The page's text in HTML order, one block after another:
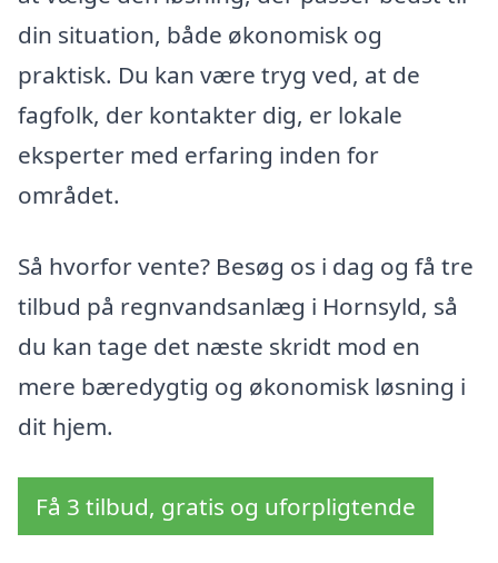
din situation, både økonomisk og
praktisk. Du kan være tryg ved, at de
fagfolk, der kontakter dig, er lokale
eksperter med erfaring inden for
området.
Så hvorfor vente? Besøg os i dag og få tre
tilbud på regnvandsanlæg i Hornsyld, så
du kan tage det næste skridt mod en
mere bæredygtig og økonomisk løsning i
dit hjem.
Få 3 tilbud, gratis og uforpligtende